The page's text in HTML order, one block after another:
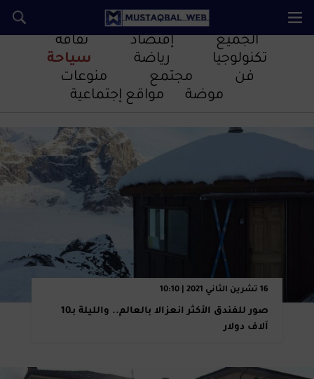
الجميع إقتصاد
ثقافة
تكنولوجيا
رياضة
سياحة
فن
مجتمع
منوعات
موضة
مواقع إجتماعية
16 تشرين الثاني 2021 | 10:10
صور للفندق الأكثر انعزالا بالعالم.. والليلة بـ10
آلاف دولار